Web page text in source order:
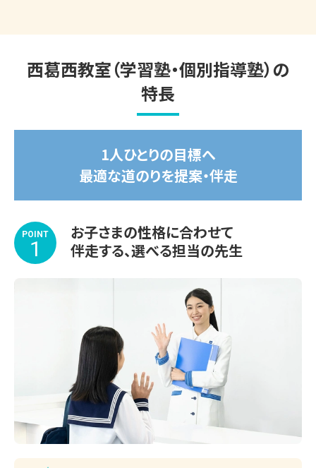
開放的な受付カウンター。ご質問・ご相談など、ど
んな小さなことでもお気軽にお声かけください
受講する教科や学習内容、スケジュールもお子さま専用で
す。
※期間途中からのスタートも可能です。
※講習会のみお申し込みいただいた場合、通常のサービス
内容と一部異なります。詳しくはお問い合わせください。
◆◇◆◇◆◇◆◇◆◇◆◇◆◇◆
🌸合格実績はこちら🌸（2026年4月入学生）
以下、一部ですが合格校を掲載いたします。※順不同
東京学館浦安高等学校、正則学園高等学校、東洋女子高等
開智所沢中等教育学校、玉川大学（指定校）、東洋大学、日本
大学（指定校、総合型）、
明治大学（内部進学）、帝京平成大学（総合型）、亜細亜大学
西葛西教室（学習塾・個別指導塾）の
特長
1人ひとりの目標へ
最適な道のりを提案・伴走
POINT
1
お子さまの性格に合わせて
伴走する、選べる担当の先生